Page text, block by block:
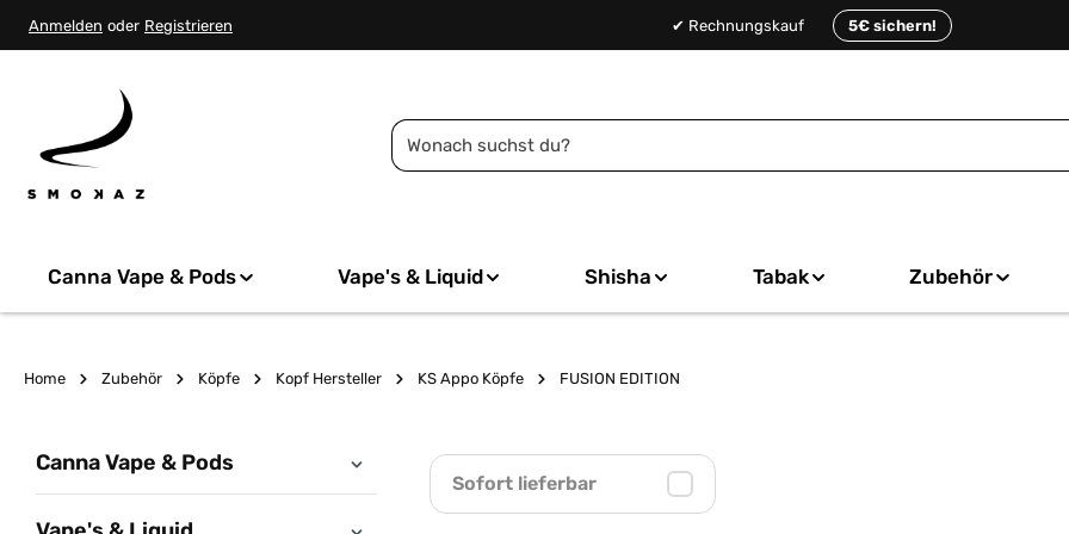
Zur Hauptnavigation springen
Anmelden oder Registrieren ✔ Rechnungskauf 5€ sichern!
Canna Vape & Pods Vape's & Liquid Shisha Tabak Zubehör
Home Zubehör Köpfe Kopf Hersteller KS Appo Köpfe FUSION EDITION
Canna Vape & Pods
Sofort lieferbar